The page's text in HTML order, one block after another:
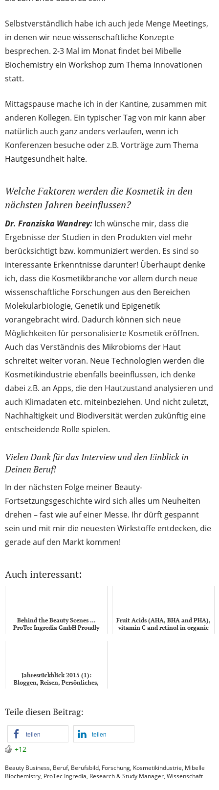
Selbstverständlich habe ich auch jede Menge Meetings,
in denen wir neue wissenschaftliche Konzepte
besprechen. 2-3 Mal im Monat findet bei Mibelle
Biochemistry ein Workshop zum Thema Innovationen
statt.
Mittagspause mache ich in der Kantine, zusammen mit
anderen Kollegen. Ein typischer Tag von mir kann aber
natürlich auch ganz anders verlaufen, wenn ich
Konferenzen besuche oder z.B. Vorträge zum Thema
Hautgesundheit halte.
Welche Faktoren werden die Kosmetik in den
nächsten Jahren beeinflussen?
Dr. Franziska Wandrey: Ich wünsche mir, dass die
Ergebnisse der Studien in den Produkten viel mehr
berücksichtigt bzw. kommuniziert werden. Es sind so
interessante Erkenntnisse darunter! Überhaupt denke
ich, dass die Kosmetikbranche vor allem durch neue
wissenschaftliche Forschungen aus den Bereichen
Molekularbiologie, Genetik und Epigenetik
vorangebracht wird. Dadurch können sich neue
Möglichkeiten für personalisierte Kosmetik eröffnen.
Auch das Verständnis des Mikrobioms der Haut
schreitet weiter voran. Neue Technologien werden die
Kosmetikindustrie ebenfalls beeinflussen, ich denke
dabei z.B. an Apps, die den Hautzustand analysieren und
auch Klimadaten etc. miteinbeziehen. Und nicht zuletzt,
Nachhaltigkeit und Biodiversität werden zukünftig eine
entscheidende Rolle spielen.
Vielen Dank für das Interview und den Einblick in
Deinen Beruf!
In der nächsten Folge meiner Beauty-
Fortsetzungsgeschichte wird sich alles um Neuheiten
drehen – fast wie auf einer Messe. Ihr dürft gespannt
sein und mit mir die neuesten Wirkstoffe entdecken, die
gerade auf den Markt kommen!
Auch interessant:
Behind the Beauty Scenes …
ProTec Ingredia GmbH Proudly
Fruit Acids (AHA, BHA and PHA),
vitamin C and retinol in organic
Jahresrückblick 2015 (1):
Bloggen, Reisen, Persönliches,
Teile diesen Beitrag:
teilen teilen
+12
Beauty Business, Beruf, Berufsbild, Forschung, Kosmetikindustrie, Mibelle
Biochemistry, ProTec Ingredia, Research & Study Manager, Wissenschaft